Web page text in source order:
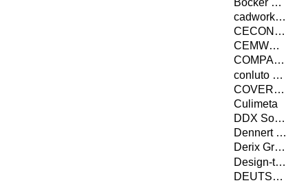
cadwork informatik AG
CECON Buildings GmbH
CEMWOOD GmbH
COMPACFOAM GmbH
conluto Vielfalt aus Lehm
COVERiT Flachdachabdichtungstechnik GmbH
Culimeta
DDX Software Solutions
Dennert Baustoffwelt GmbH & Co. KG
Derix Gruppe
Design-to-Production GmbH
DEUTSCHE ROCKWOOL GmbH & Co. KG